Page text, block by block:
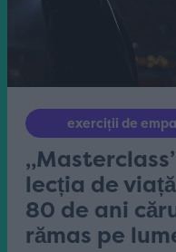
exerciții de
lecția de
80 de ani
rămas pe